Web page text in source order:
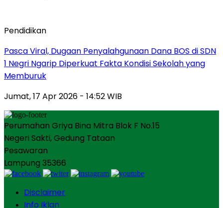
Pendidikan
Pasca Viral, Dugaan Penyalahgunaan Dana BOS di SDN
1 Negri Ngarip Diperkuat Fakta Kondisi Sekolah yang
Memburuk
Jumat, 17 Apr 2026 - 14:52 WIB
Perumahan Griya Bina Mitra Blok F No.15
Negeri Sakti, Gedung Tataan
Pesawaran
Lampung 35366
Disclaimer
Info Iklan